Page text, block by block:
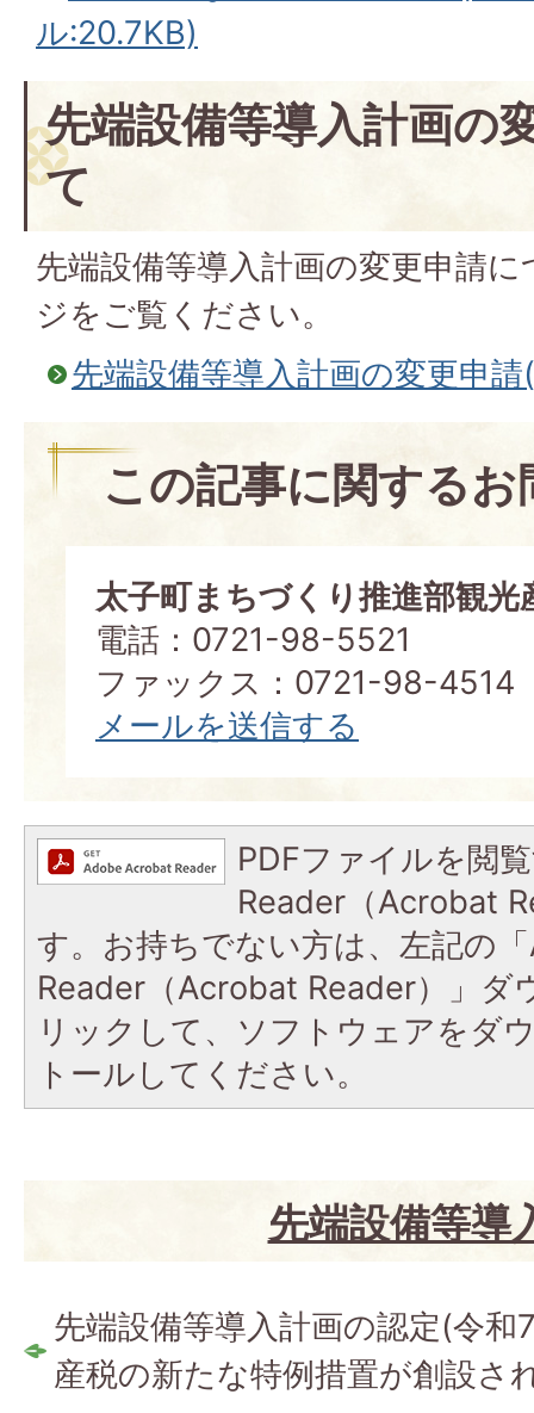
ル:20.7KB)
先端設備等導入計画の
て
先端設備等導入計画の変更申請
ジをご覧ください。
先端設備等導入計画の変更申
この記事に関する
太子町まちづくり推進部観光
電話：0721-98-5521
ファックス：0721-98-4514
メールを送信する
PDFファイルを閲
Reader（Acrobat
す。お持ちでない方は、左記の
Reader（Acrobat Reader）」ダ
リックして、ソフトウェアをダ
トールしてください。
先端設備等導
先端設備等導入計画の認定(令和
産税の新たな特例措置が創設さ